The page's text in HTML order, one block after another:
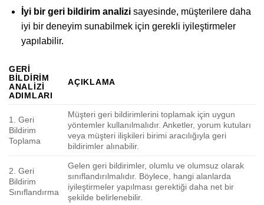
İyi bir geri bildirim analizisayesinde, müşterilere daha
iyi bir deneyim sunabilmek için gerekli iyileştirmeler
yapılabilir.
GERI
BILDIRIM
ANALIZI
ADIMLARI
AÇIKLAMA
1. Geri
Bildirim
Toplama
Müşteri geri bildirimlerini toplamak için uygun
yöntemler kullanılmalıdır. Anketler, yorum kutuları
veya müşteri ilişkileri birimi aracılığıyla geri
bildirimler alınabilir.
2. Geri
Bildirim
Sınıflandırma
Gelen geri bildirimler, olumlu ve olumsuz olarak
sınıflandırılmalıdır. Böylece, hangi alanlarda
iyileştirmeler yapılması gerektiği daha net bir
şekilde belirlenebilir.